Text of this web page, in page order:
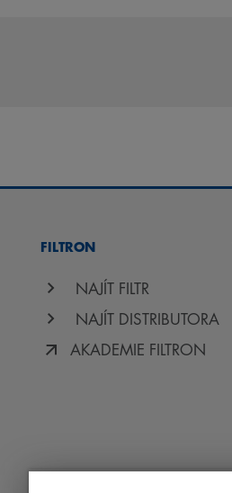
FILTRON
NAJÍT FILTR
NAJÍT DISTRIBUTORA
AKADEMIE FILTRON